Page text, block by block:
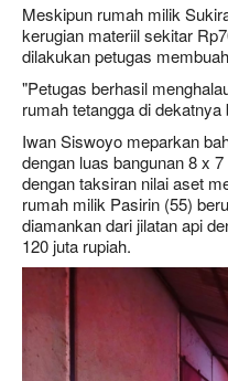
Meskipun rumah milik
kerugian materiil sekitar
dilakukan petugas
"Petugas berhasil
rumah tetangga di
Iwan Siswoyo meparkan
dengan luas bangunan 8 x
dengan taksiran nilai aset
rumah milik Pasirin (55)
diamankan dari jilatan api
120 juta rupiah.